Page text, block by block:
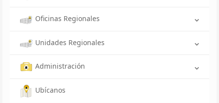
Oficinas Regionales
Unidades Regionales
Administración
Ubícanos